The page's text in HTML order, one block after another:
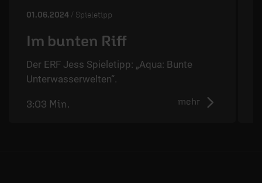
01.06.2024 / Spieletipp
Im bunten Riff
Der ERF Jess Spieletipp: „Aqua: Bunte
Unterwasserwelten“.
mehr
3:03 Min.